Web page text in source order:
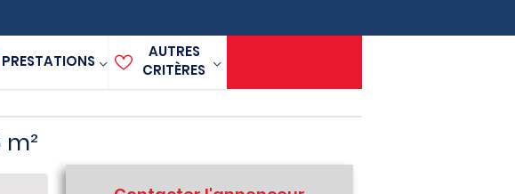
PRESTATIONS
AUTRES
CRITÈRES